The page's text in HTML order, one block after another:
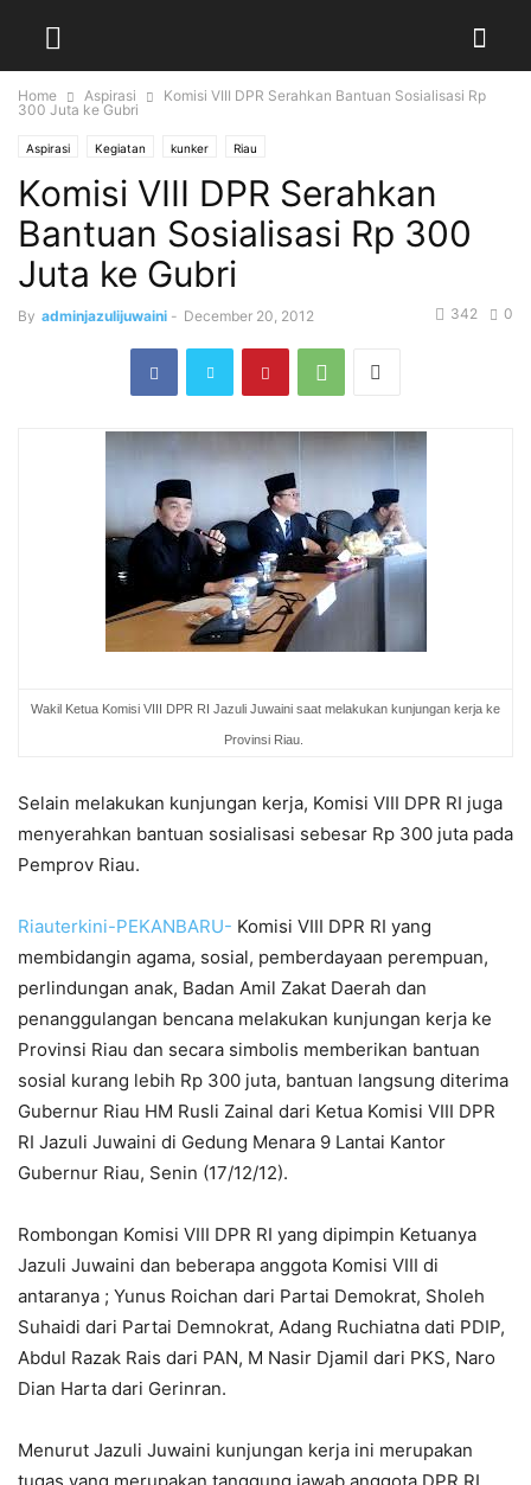
Home Aspirasi
Komisi VIII DPR Serahkan Bantuan Sosialisasi Rp
300 Juta ke Gubri
Aspirasi Kegiatan kunker Riau
Komisi VIII DPR Serahkan
Bantuan Sosialisasi Rp 300
Juta ke Gubri
By adminjazulijuwaini - December 20, 2012 0
342
Wakil Ketua Komisi VIII DPR RI Jazuli Juwaini saat melakukan kunjungan kerja ke
Provinsi Riau.
Selain melakukan kunjungan kerja, Komisi VIII DPR RI juga
menyerahkan bantuan sosialisasi sebesar Rp 300 juta pada
Pemprov Riau.
Riauterkini-PEKANBARU- Komisi VIII DPR RI yang
membidangin agama, sosial, pemberdayaan perempuan,
perlindungan anak, Badan Amil Zakat Daerah dan
penanggulangan bencana melakukan kunjungan kerja ke
Provinsi Riau dan secara simbolis memberikan bantuan
sosial kurang lebih Rp 300 juta, bantuan langsung diterima
Gubernur Riau HM Rusli Zainal dari Ketua Komisi VIII DPR
RI Jazuli Juwaini di Gedung Menara 9 Lantai Kantor
Gubernur Riau, Senin (17/12/12).
Rombongan Komisi VIII DPR RI yang dipimpin Ketuanya
Jazuli Juwaini dan beberapa anggota Komisi VIII di
antaranya ; Yunus Roichan dari Partai Demokrat, Sholeh
Suhaidi dari Partai Demnokrat, Adang Ruchiatna dati PDIP,
Abdul Razak Rais dari PAN, M Nasir Djamil dari PKS, Naro
Dian Harta dari Gerinran.
Menurut Jazuli Juwaini kunjungan kerja ini merupakan